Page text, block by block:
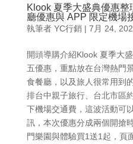
Klook 夏季大盛典優惠
廳優惠與 APP 限定機場
執筆者 YC行銷| 7月 24,
開頭導購介紹Klook 夏季大
五優惠，重點放在台灣熱門
食餐廳，以及旅人很常用到
排台中親子旅行、台北市區
下機場交通費，這波活動可
訊，本次優惠分成兩個開搶
門樂園與體驗買1送1起，頁